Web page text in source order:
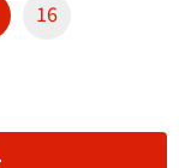
16